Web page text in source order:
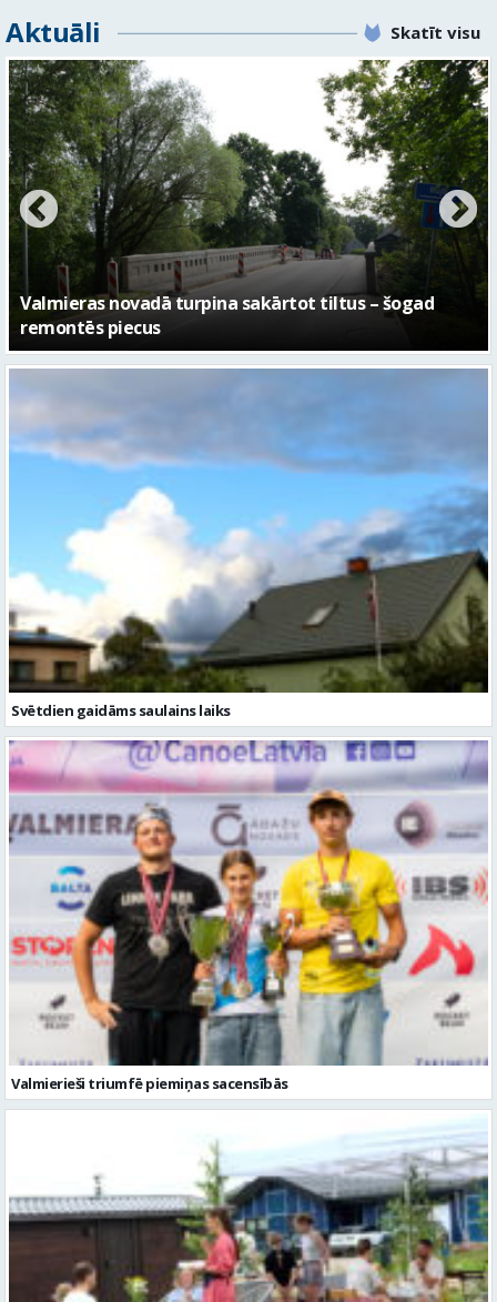
Aktuāli Skatīt visu
No pagaidu teātra līdz laikmetīgās kultūras centram
– kā attīstīsies “Kurtuve”
Svētdien gaidāms saulains laiks
Valmierieši triumfē piemiņas sacensībās